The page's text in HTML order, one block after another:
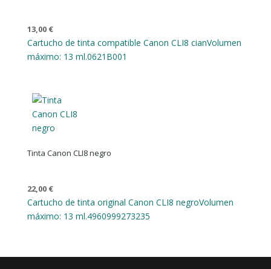
13,00 €
Cartucho de tinta compatible Canon CLI8 cianVolumen
máximo: 13 ml.0621B001
Tinta Canon CLI8 negro
22,00 €
Cartucho de tinta original Canon CLI8 negroVolumen
máximo: 13 ml.4960999273235